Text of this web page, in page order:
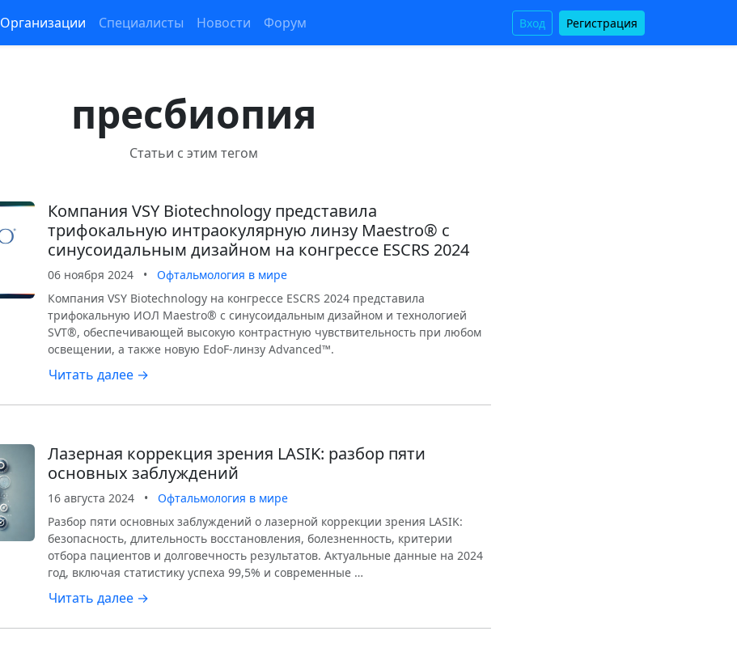
Организации Специалисты Новости Форум Вход Регистрация
пресбиопия
Статьи с этим тегом
Компания VSY Biotechnology представила
трифокальную интраокулярную линзу Maestro® с
синусоидальным дизайном на конгрессе ESCRS 2024
06 ноября 2024 •
Офтальмология в мире
Компания VSY Biotechnology на конгрессе ESCRS 2024 представила
трифокальную ИОЛ Maestro® с синусоидальным дизайном и технологией
SVT®, обеспечивающей высокую контрастную чувствительность при любом
освещении, а также новую EdoF-линзу Advanced™.
Читать далее →
Лазерная коррекция зрения LASIK: разбор пяти
основных заблуждений
16 августа 2024 •
Офтальмология в мире
Разбор пяти основных заблуждений о лазерной коррекции зрения LASIK:
безопасность, длительность восстановления, болезненность, критерии
отбора пациентов и долговечность результатов. Актуальные данные на 2024
год, включая статистику успеха 99,5% и современные …
Читать далее →